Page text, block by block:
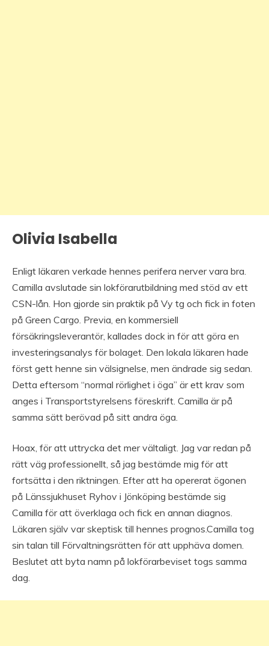
Olivia Isabella
Enligt läkaren verkade hennes perifera nerver vara bra.
Camilla avslutade sin lokförarutbildning med stöd av ett
CSN-lån. Hon gjorde sin praktik på Vy tg och fick in foten
på Green Cargo. Previa, en kommersiell
försäkringsleverantör, kallades dock in för att göra en
investeringsanalys för bolaget. Den lokala läkaren hade
först gett henne sin välsignelse, men ändrade sig sedan.
Detta eftersom “normal rörlighet i öga” är ett krav som
anges i Transportstyrelsens föreskrift. Camilla är på
samma sätt berövad på sitt andra öga.
Hoax, för att uttrycka det mer vältaligt. Jag var redan på
rätt väg professionellt, så jag bestämde mig för att
fortsätta i den riktningen. Efter att ha opererat ögonen
på Länssjukhuset Ryhov i Jönköping bestämde sig
Camilla för att överklaga och fick en annan diagnos.
Läkaren själv var skeptisk till hennes prognos.Camilla tog
sin talan till Förvaltningsrätten för att upphäva domen.
Beslutet att byta namn på lokförarbeviset togs samma
dag.